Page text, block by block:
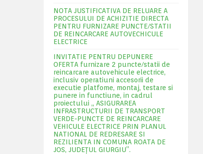
NOTA JUSTIFICATIVA DE RELUARE A
PROCESULUI DE ACHIZITIE DIRECTA
PENTRU FURNIZARE PUNCTE/STATII
DE REINCARCARE AUTOVECHICULE
ELECTRICE
INVITATIE PENTRU DEPUNERE
OFERTA furnizare 2 puncte/statii de
reincarcare autovehicule electrice,
inclusiv operatiuni accesorii de
executie platfome, montaj, testare si
punere in functiune, in cadrul
proiectului „ ASIGURAREA
INFRASTRUCTURII DE TRANSPORT
VERDE-PUNCTE DE REINCARCARE
VEHICULE ELECTRICE PRIN PLANUL
NATIONAL DE REDRESARE SI
REZILIENTA IN COMUNA ROATA DE
JOS, JUDEŢUL GIURGIU”.